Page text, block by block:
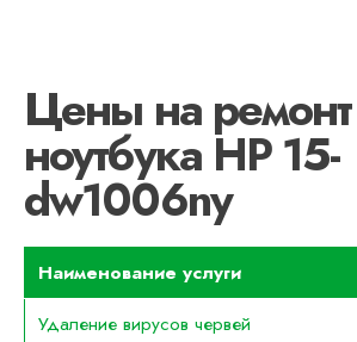
Цены на ремонт
ноутбука HP 15-
dw1006ny
Наименование услуги
Удаление вирусов червей